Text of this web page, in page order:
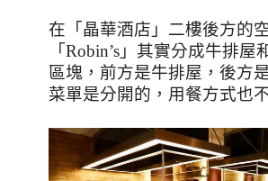
在「晶華酒店」二樓後方的
「Robin’s 」其實分成牛排屋
區塊，前方是牛排屋，後方
菜單是分開的，用餐方式也